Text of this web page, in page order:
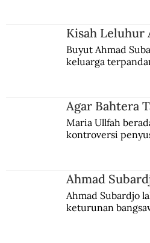
Kisah Leluhur
Buyut Ahmad
keluarga
Agar Bahtera
Maria Ullfah
kontroversi
Ahmad
Ahmad Subardjo
keturunan